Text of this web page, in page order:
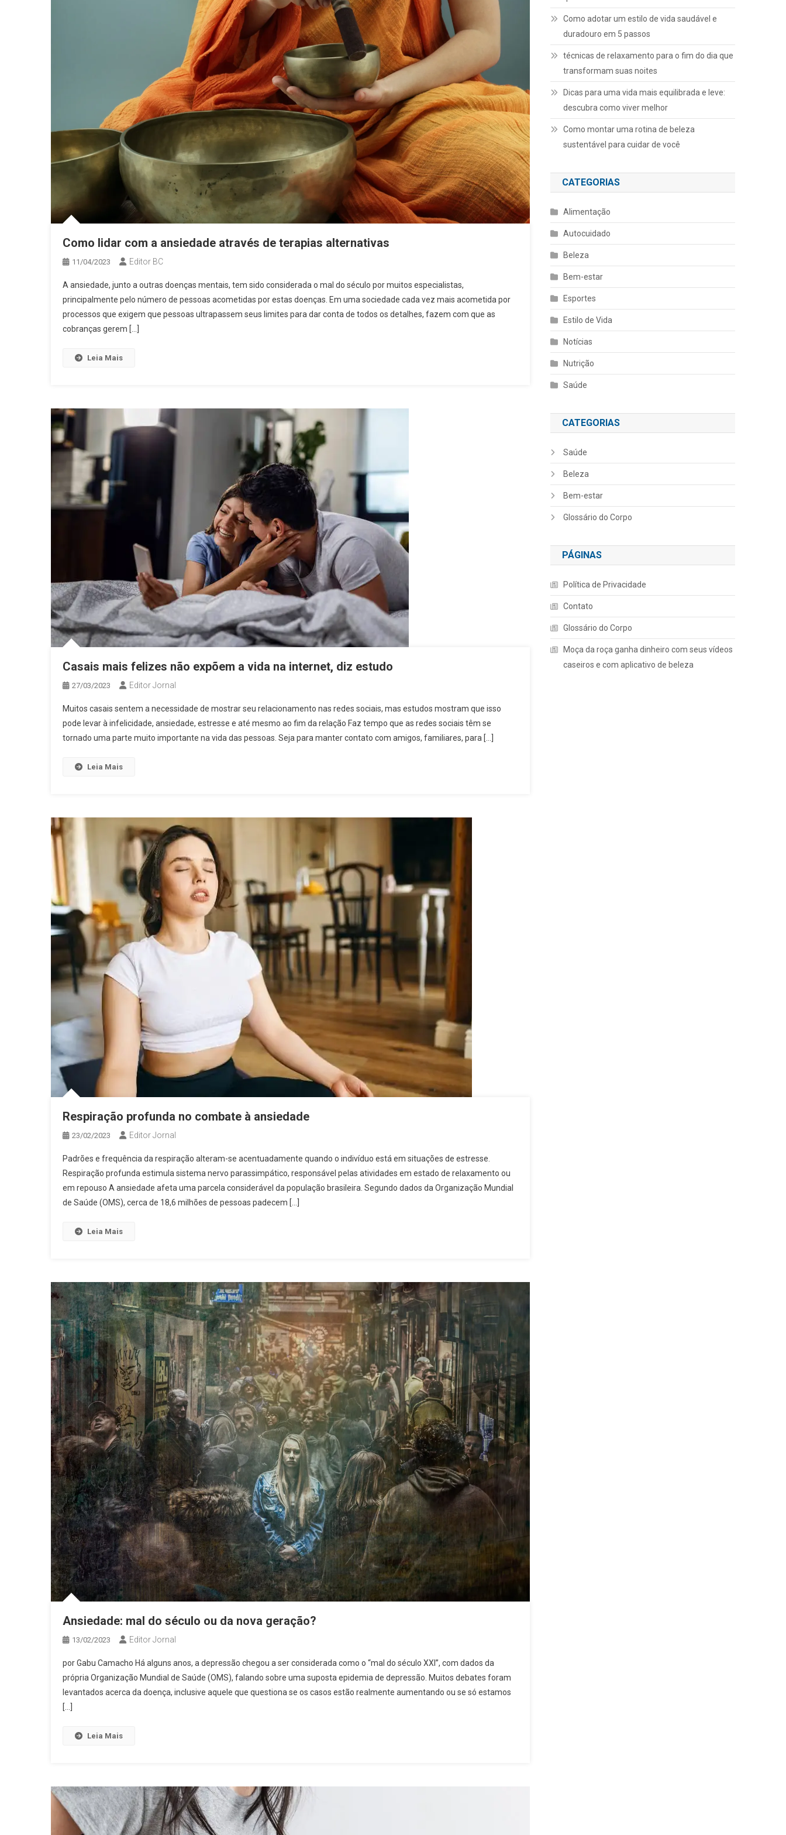
Como lidar com a ansiedade através de terapias alternativas
11/04/2023 Editor BC
A ansiedade, junto a outras doenças mentais, tem sido considerada o mal do século por muitos especialistas,
principalmente pelo número de pessoas acometidas por estas doenças. Em uma sociedade cada vez mais acometida por
processos que exigem que pessoas ultrapassem seus limites para dar conta de todos os detalhes, fazem com que as
cobranças gerem […]
Leia Mais
Casais mais felizes não expõem a vida na internet, diz estudo
27/03/2023 Editor Jornal
Muitos casais sentem a necessidade de mostrar seu relacionamento nas redes sociais, mas estudos mostram que isso
pode levar à infelicidade, ansiedade, estresse e até mesmo ao fim da relação Faz tempo que as redes sociais têm se
tornado uma parte muito importante na vida das pessoas. Seja para manter contato com amigos, familiares, para […]
Leia Mais
Respiração profunda no combate à ansiedade
23/02/2023 Editor Jornal
Padrões e frequência da respiração alteram-se acentuadamente quando o indivíduo está em situações de estresse.
Respiração profunda estimula sistema nervo parassimpático, responsável pelas atividades em estado de relaxamento ou
em repouso A ansiedade afeta uma parcela considerável da população brasileira. Segundo dados da Organização Mundial
de Saúde (OMS), cerca de 18,6 milhões de pessoas padecem […]
Leia Mais
Ansiedade: mal do século ou da nova geração?
13/02/2023 Editor Jornal
por Gabu Camacho Há alguns anos, a depressão chegou a ser considerada como o “mal do século XXI”, com dados da
própria Organização Mundial de Saúde (OMS), falando sobre uma suposta epidemia de depressão. Muitos debates foram
levantados acerca da doença, inclusive aquele que questiona se os casos estão realmente aumentando ou se só estamos
[…]
Leia Mais
Como adotar um estilo de vida saudável e
duradouro em 5 passos
técnicas de relaxamento para o fim do dia que
transformam suas noites
Dicas para uma vida mais equilibrada e leve:
descubra como viver melhor
Como montar uma rotina de beleza
sustentável para cuidar de você
CATEGORIAS
Alimentação
Autocuidado
Beleza
Bem-estar
Esportes
Estilo de Vida
Notícias
Nutrição
Saúde
CATEGORIAS
Saúde
Beleza
Bem-estar
Glossário do Corpo
PÁGINAS
Política de Privacidade
Contato
Glossário do Corpo
Moça da roça ganha dinheiro com seus vídeos
caseiros e com aplicativo de beleza